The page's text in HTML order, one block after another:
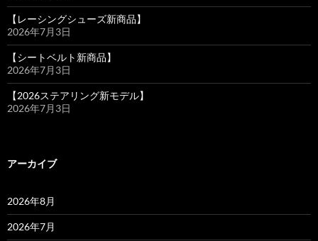
【レーシングシューズ新商品】
2026年7月3日
【シートベルト新商品】
2026年7月3日
【2026ステアリング新モデル】
2026年7月3日
アーカイブ
2026年8月
2026年7月